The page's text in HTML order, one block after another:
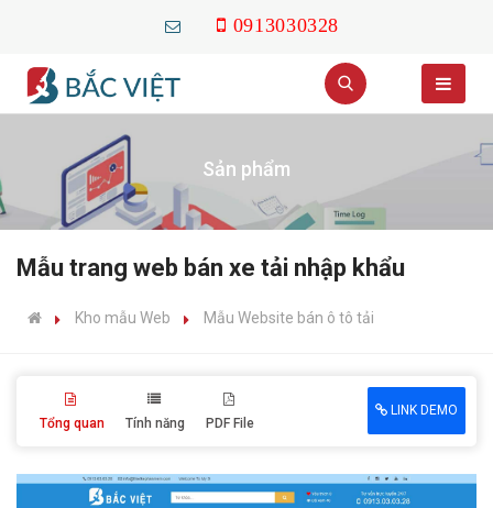
0913030328
Sản phẩm
Mẫu trang web bán xe tải nhập khẩu
Kho mẫu Web Mẫu Website bán ô tô tải
Tổng quan Tính năng PDF File
LINK DEMO